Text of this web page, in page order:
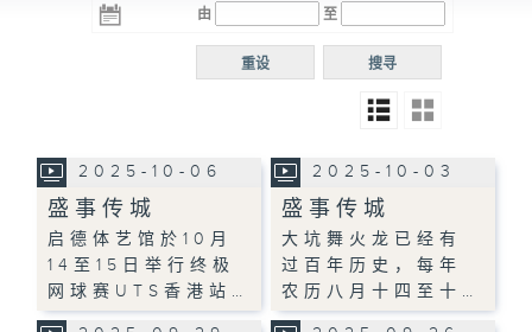
电台 电台
R5
电台
普通
由 至
搜寻
重设
2025-10-06
盛事传城
启德体艺馆於10月
14至15日举行终极
网球赛UTS香港站…
2025-10-03
盛事传城
大坑舞火龙已经有
过百年历史，每年
农历八月十四至十…